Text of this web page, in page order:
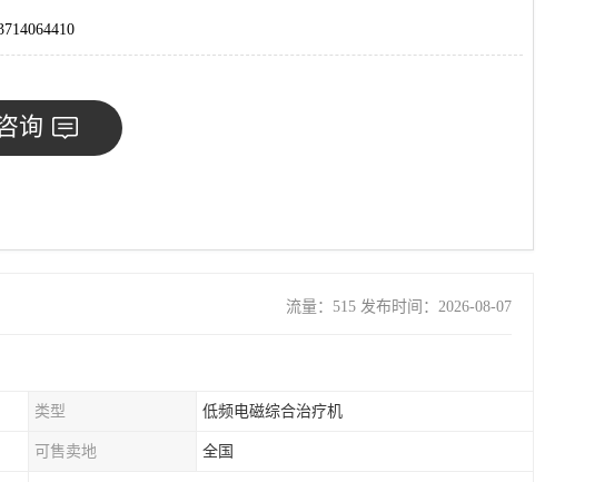
询
流量：515 发布时间：2026-08-07
类型 低频电磁综合治疗机
可售卖地 全国